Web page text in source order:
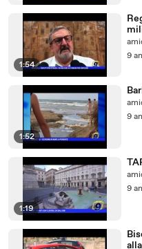
1:54
9
1:52
9
1:19
9